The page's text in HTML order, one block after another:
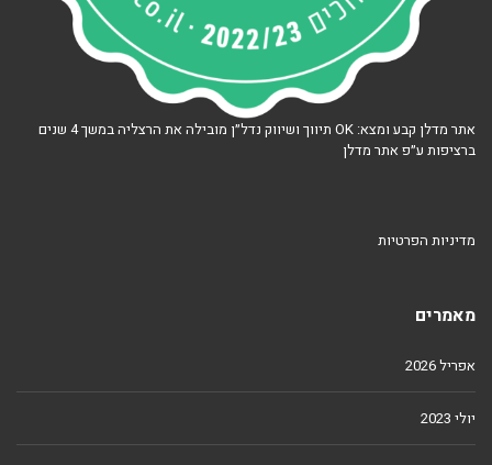
אתר מדלן קבע ומצא: OK תיווך ושיווק נדל״ן מובילה את הרצליה במשך 4 שנים
ברציפות ע״פ אתר מדלן
מדיניות הפרטיות
מאמרים
אפריל 2026
יולי 2023